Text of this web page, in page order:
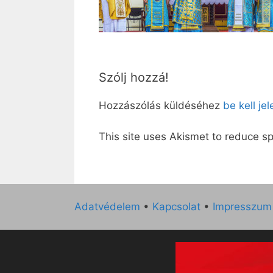
Szólj hozzá!
Hozzászólás küldéséhez be kell
This site uses Akismet to reduce
Adatvédelem • Kapcsolat • Impresszum